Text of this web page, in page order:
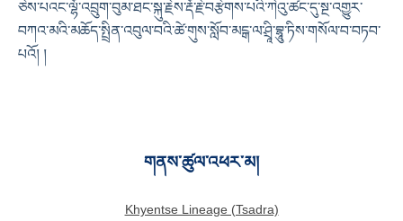
ཅེས་པའང་ལྷོ་འབྲུག་བུམ་ཐང་སྐུ་རྗེས་རྡོ་རྗེ་བརྩེགས་པའི་ཀེའུ་ཚང་དུ་སྔ་འགྱུར་
བཀའ་མའི་མཆོད་སྤྲིན་འབུལ་བའི་ཚེ་གུས་སློབ་མངྒ་ལ་ཤྲཱི་བྷཱུ་ཏིས་གསོལ་བ་བཏབ་
པའོ། །
གནས་ཚུལ་འཕར་མ།
Khyentse Lineage (Tsadra)